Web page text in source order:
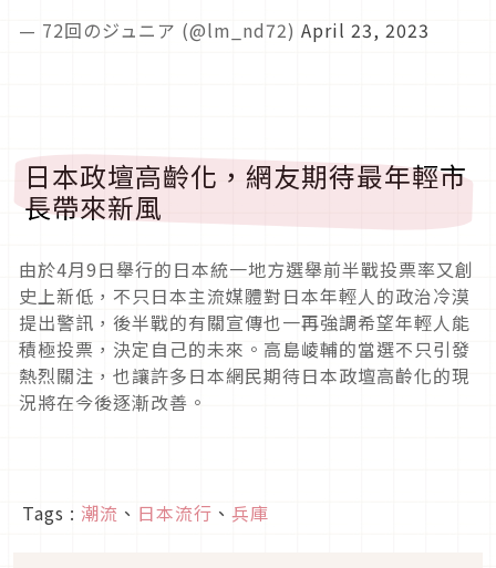
— 72回のジュニア (@lm_nd72) April 23, 2023
日本政壇高齡化，網友期待最年輕市
長帶來新風
由於4月9日舉行的日本統一地方選舉前半戰投票率又創
史上新低，不只日本主流媒體對日本年輕人的政治冷漠
提出警訊，後半戰的有關宣傳也一再強調希望年輕人能
積極投票，決定自己的未來。高島崚輔的當選不只引發
熱烈關注，也讓許多日本網民期待日本政壇高齡化的現
況將在今後逐漸改善。
Tags : 潮流 、 日本流行 、 兵庫